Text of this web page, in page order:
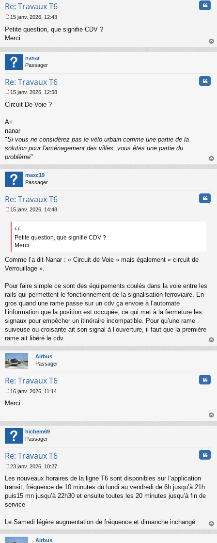
Re: Travaux T6
e
s
a
g
e
o
l
u
15 janv. 2026, 12:43
Petite question, que signifie CDV ?
Merci
au
nanar
Passager
Re: Travaux T6
e
s
g
e
n
o
l
u
15 janv. 2026, 12:58
Circuit De Voie ?
A+
nanar
"Si vous ne considérez pas le vélo urbain comme une partie de la
solution pour l'aménagement des villes, vous êtes une partie du
problème"
au
maxc19
Passager
Re: Travaux T6
e
g
e
n
l
u
15 janv. 2026, 14:48
Petite question, que signifie CDV ?
Merci
Comme l’a dit Nanar : « Circuit de Voie » mais également « circuit de
Verrouillage ».
Pour faire simple ce sont des équipements coulés dans la voie entre les
rails qui permettent le fonctionnement de la signalisation ferroviaire. En
gros quand une rame passe sur un cdv ça envoie à l’automate
l’information que la position est occupée, ce qui met à la fermeture les
signaux pour empêcher un itinéraire incompatible. Pour qu’une rame
suiveuse ou croisante ait son signal à l’ouverture, il faut que la première
rame ait libéré le cdv.
au
Airbus
Passager
Re: Travaux T6
e
a
g
e
o
l
u
16 janv. 2026, 11:14
Merci
au
hichem69
Passager
Re: Travaux T6
e
s
s
g
n
o
n
23 janv. 2026, 10:27
Les nouveaux horaires de la ligne T6 sont disponibles sur l’application
transit, fréquence de 10 minutes du lundi au vendredi de 6h jusqu’à 21h
puis15 mn jusqu’à 22h30 et ensuite toutes les 20 minutes jusqu’à fin de
service
Le Samedi légère augmentation de fréquence et dimanche inchangé
au
Airbus